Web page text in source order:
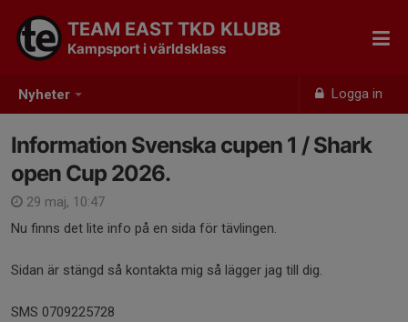
Nyheter Logga in
TEAM EAST TKD KLUBB
Kampsport i världsklass
Information Svenska cupen 1 / Shark
open Cup 2026.
29 maj, 10:47
Nu finns det lite info på en sida för tävlingen.
Sidan är stängd så kontakta mig så lägger jag till dig.
SMS 0709225728